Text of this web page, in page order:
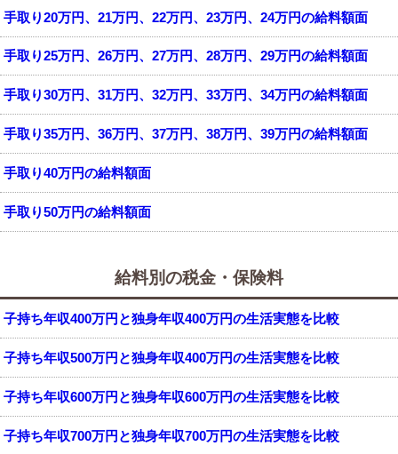
手取り20万円、21万円、22万円、23万円、24万円の給料額面
手取り25万円、26万円、27万円、28万円、29万円の給料額面
手取り30万円、31万円、32万円、33万円、34万円の給料額面
手取り35万円、36万円、37万円、38万円、39万円の給料額面
手取り40万円の給料額面
手取り50万円の給料額面
給料別の税金・保険料
子持ち年収400万円と独身年収400万円の生活実態を比較
子持ち年収500万円と独身年収400万円の生活実態を比較
子持ち年収600万円と独身年収600万円の生活実態を比較
子持ち年収700万円と独身年収700万円の生活実態を比較